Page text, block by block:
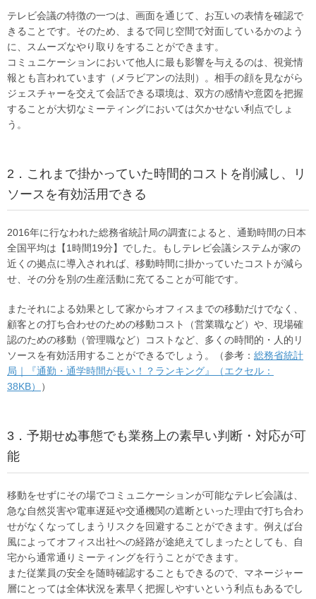
テレビ会議の特徴の一つは、画面を通じて、お互いの表情を確認で
きることです。そのため、まるで同じ空間で対面しているかのよう
に、スムーズなやり取りをすることができます。
コミュニケーションにおいて他人に最も影響を与えるのは、視覚情
報とも言われています（メラビアンの法則）。相手の顔を見ながら
ジェスチャーを交えて会話できる環境は、双方の感情や意図を把握
することが大切なミーティングにおいては欠かせない利点でしょ
う。
2．これまで掛かっていた時間的コストを削減し、リ
ソースを有効活用できる
2016年に行なわれた総務省統計局の調査によると、通勤時間の日本
全国平均は【1時間19分】でした。もしテレビ会議システムが家の
近くの拠点に導入されれば、移動時間に掛かっていたコストが減ら
せ、その分を別の生産活動に充てることが可能です。
またそれによる効果として家からオフィスまでの移動だけでなく、
顧客との打ち合わせのための移動コスト（営業職など）や、現場確
認のための移動（管理職など）コストなど、多くの時間的・人的リ
ソースを有効活用することができるでしょう。（参考： 総務省統計
局｜『通勤・通学時間が長い！？ランキング』（エクセル：
38KB）
）
3．予期せぬ事態でも業務上の素早い判断・対応が可
能
移動をせずにその場でコミュニケーションが可能なテレビ会議は、
急な自然災害や電車遅延や交通機関の遮断といった理由で打ち合わ
せがなくなってしまうリスクを回避することができます。例えば台
風によってオフィス出社への経路が途絶えてしまったとしても、自
宅から通常通りミーティングを行うことができます。
また従業員の安全を随時確認することもできるので、マネージャー
層にとっては全体状況を素早く把握しやすいという利点もあるでし